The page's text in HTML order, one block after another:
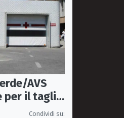
AVS
per il taglio
Condividi su: